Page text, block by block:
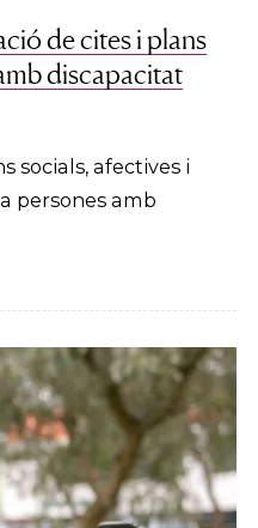
de cites i plans
discapacitat
socials, afectives i
persones amb